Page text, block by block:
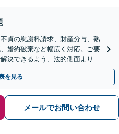
貞の慰謝料請求、財産分与、熟
婚約破棄など幅広く対応。ご要
決できるよう、法的側面よりお
を見る
メールでお問い合わせ